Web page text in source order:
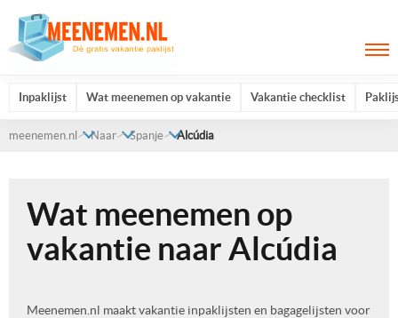
Inpaklijst Wat meenemen op vakantie Vakantie checklist
meenemen.nl Naar Spanje Alcúdia
Wat meenemen op
vakantie naar Alcúdia
Meenemen.nl maakt vakantie inpaklijsten en bagagelijsten voor